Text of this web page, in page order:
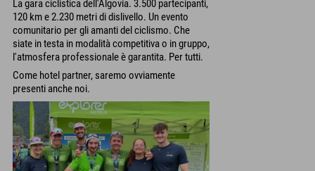
La gara ciclistica dell'Algovia. 3.500 partecipanti,
120 km e 2.230 metri di dislivello. Un evento
comunitario per gli amanti del ciclismo. Che
siate in testa in modalità competitiva o in gruppo,
l'atmosfera professionale è garantita. Per tutti.
Come hotel partner, saremo ovviamente
presenti anche noi.